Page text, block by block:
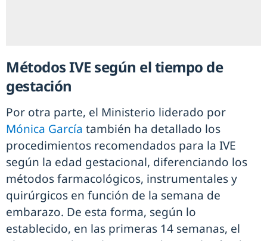
Métodos IVE según el tiempo de
gestación
Por otra parte, el Ministerio liderado por
Mónica García también ha detallado los
procedimientos recomendados para la IVE
según la edad gestacional, diferenciando los
métodos farmacológicos, instrumentales y
quirúrgicos en función de la semana de
embarazo. De esta forma, según lo
establecido, en las primeras 14 semanas, el